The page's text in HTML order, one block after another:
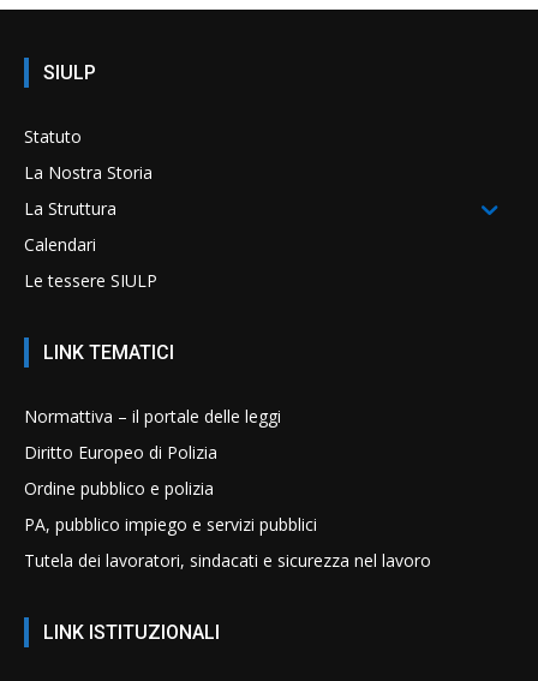
SIULP
Statuto
La Nostra Storia
La Struttura
Calendari
Le tessere SIULP
LINK TEMATICI
Normattiva – il portale delle leggi
Diritto Europeo di Polizia
Ordine pubblico e polizia
PA, pubblico impiego e servizi pubblici
Tutela dei lavoratori, sindacati e sicurezza nel lavoro
LINK ISTITUZIONALI